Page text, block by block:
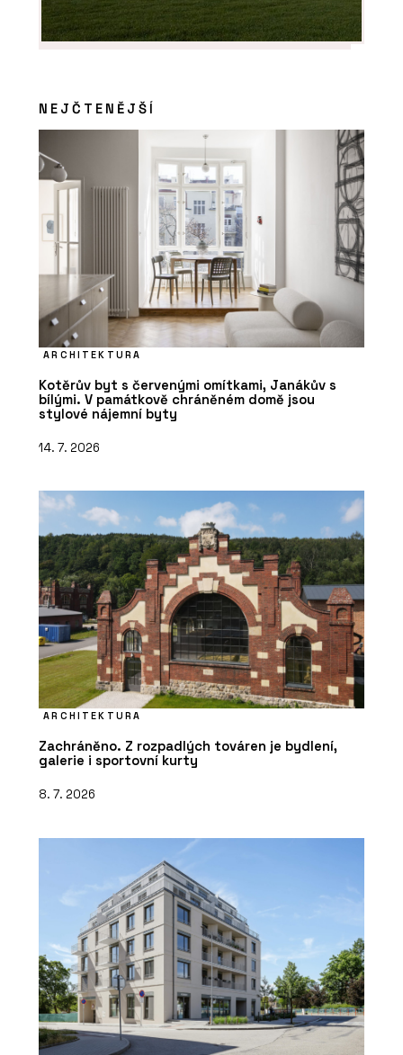
NEJČTENĚJŠÍ
ARCHITEKTURA
Kotěrův byt s červenými omítkami, Janákův s
bílými. V památkově chráněném domě jsou
stylové nájemní byty
14. 7. 2026
ARCHITEKTURA
Zachráněno. Z rozpadlých továren je bydlení,
galerie i sportovní kurty
8. 7. 2026